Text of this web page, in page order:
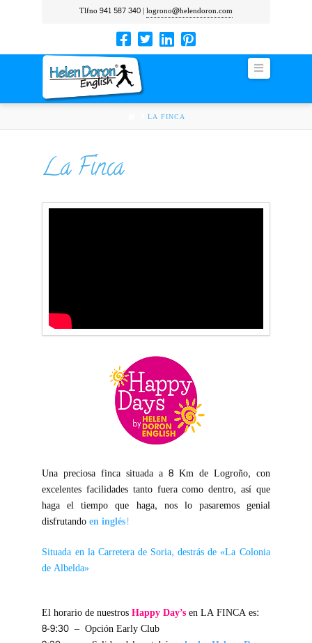
Tlfno 941 587 340 |logrono@helendoron.com
Navigation
HOME
LA FINCA
La Finca
Una preciosa finca situada a 8 Km de Logroño, con
excelentes facilidades tanto fuera como dentro, así que
haga el tiempo que haga, nos lo pasaremos genial
disfrutandoen inglés!
Situada en la Carretera de Soria, destrás de «La Colonia
de Albelda»
El horario de nuestrosHappy Day’sen LA FINCA es:
8-9:30 – Opción Early Club